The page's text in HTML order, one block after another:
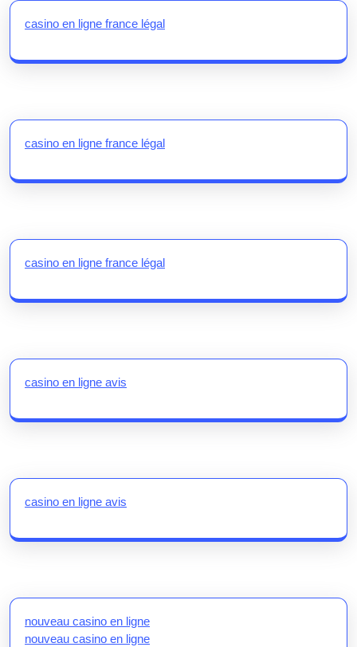
casino en ligne france légal
casino en ligne france légal
casino en ligne france légal
casino en ligne avis
casino en ligne avis
nouveau casino en ligne
nouveau casino en ligne